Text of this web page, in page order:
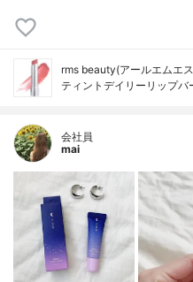
rms beauty(アールエムエ
ティントデイリーリップバ
会社員
mai